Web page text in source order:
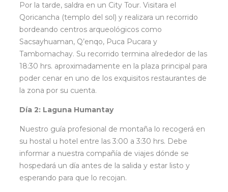
Por la tarde, saldra en un City Tour. Visitara el
Qoricancha (templo del sol) y realizara un recorrido
bordeando centros arqueológicos como
Sacsayhuaman, Q’enqo, Puca Pucara y
Tambomachay. Su recorrido termina alrededor de las
18:30 hrs. aproximadamente en la plaza principal para
poder cenar en uno de los exquisitos restaurantes de
la zona por su cuenta.
Día 2: Laguna Humantay
Nuestro guía profesional de montaña lo recogerá en
su hostal u hotel entre las 3:00 a 3:30 hrs. Debe
informar a nuestra compañía de viajes dónde se
hospedará un día antes de la salida y estar listo y
esperando para que lo recojan.